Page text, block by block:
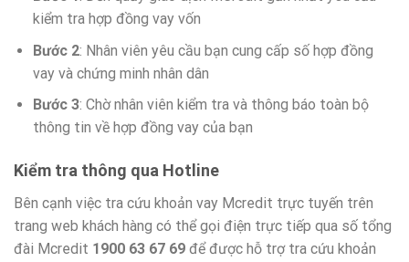
kiểm tra hợp đồng vay vốn
Bước 2: Nhân viên yêu cầu bạn cung cấp số hợp đồng
vay và chứng minh nhân dân
Bước 3: Chờ nhân viên kiểm tra và thông báo toàn bộ
thông tin về hợp đồng vay của bạn
Kiểm tra thông qua Hotline
Bên cạnh việc tra cứu khoản vay Mcredit trực tuyến trên
trang web khách hàng có thể gọi điện trực tiếp qua số tổng
đài Mcredit 1900 63 67 69 để được hỗ trợ tra cứu khoản